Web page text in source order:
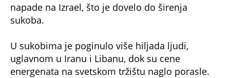
napade na Izrael, što je dovelo do širenja
sukoba.
U sukobima je poginulo više hiljada ljudi,
uglavnom u Iranu i Libanu, dok su cene
energenata na svetskom tržištu naglo porasle.